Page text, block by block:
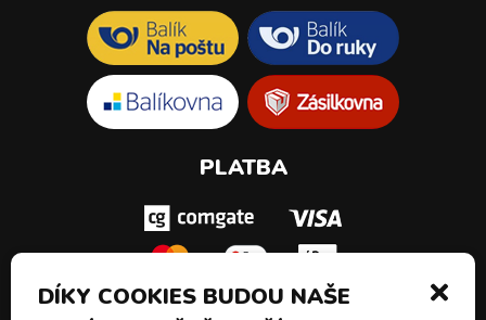
PLATBA
DÍKY COOKIES BUDOU NAŠE